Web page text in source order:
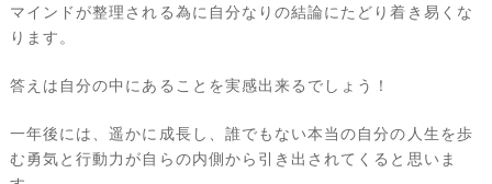
マインドが整理される為に自分なりの結論にたどり着き易くな
ります。
答えは自分の中にあることを実感出来るでしょう！
一年後には、遥かに成長し、誰でもない本当の自分の人生を歩
む勇気と行動力が自らの内側から引き出されてくると思いま